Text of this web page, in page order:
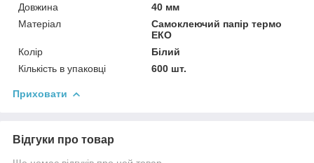
Довжина
40 мм
Матеріал
Самоклеючий папір термо
ЕКО
Колір
Білий
Кількість в упаковці
600 шт.
Приховати
Відгуки про товар